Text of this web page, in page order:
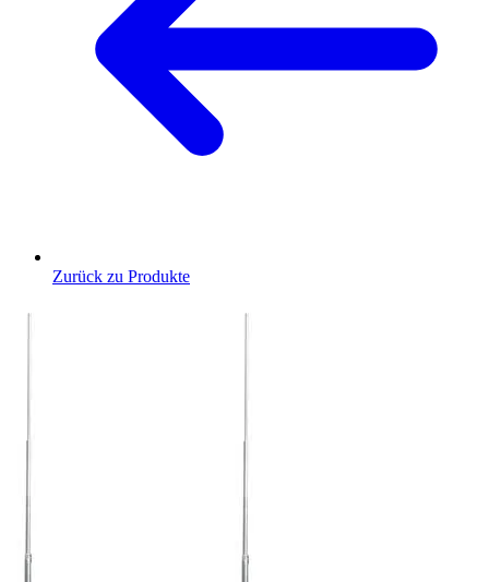
Zurück zu Produkte